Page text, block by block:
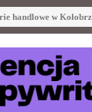
handlowe w